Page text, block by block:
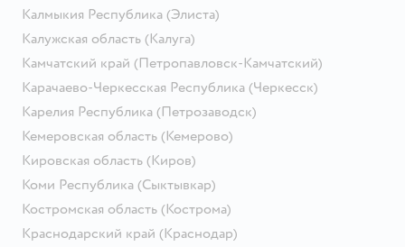
Калмыкия Республика (Элиста)
Калужская область (Калуга)
Камчатский край (Петропавловск-Камчатский)
Карачаево-Черкесская Республика (Черкесск)
Карелия Республика (Петрозаводск)
Кемеровская область (Кемерово)
Кировская область (Киров)
Коми Республика (Сыктывкар)
Костромская область (Кострома)
Краснодарский край (Краснодар)